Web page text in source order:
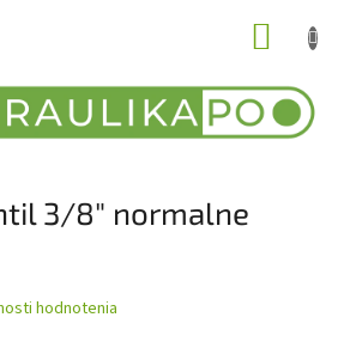
3/8" normalne
hodnotenia